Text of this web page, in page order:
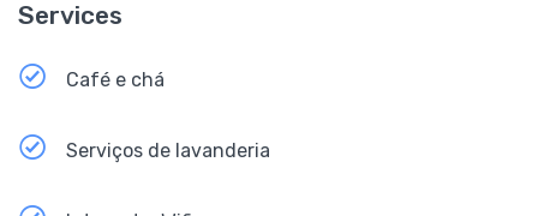
Services
Café e chá
Serviços de lavanderia